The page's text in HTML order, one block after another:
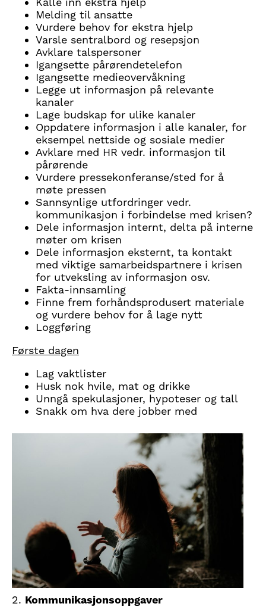
Melding til ansatte
Vurdere behov for ekstra hjelp
Varsle sentralbord og resepsjon
Avklare talspersoner
Igangsette pårørendetelefon
Igangsette medieovervåkning
Legge ut informasjon på relevante
kanaler
Lage budskap for ulike kanaler
Oppdatere informasjon i alle kanaler, for
eksempel nettside og sosiale medier
Avklare med HR vedr. informasjon til
pårørende
Vurdere pressekonferanse/sted for å
møte pressen
Sannsynlige utfordringer vedr.
kommunikasjon i forbindelse med krisen?
Dele informasjon internt, delta på interne
møter om krisen
Dele informasjon eksternt, ta kontakt
med viktige samarbeidspartnere i krisen
for utveksling av informasjon osv.
Fakta-innsamling
Finne frem forhåndsprodusert materiale
og vurdere behov for å lage nytt
Loggføring
Første dagen
Lag vaktlister
Husk nok hvile, mat og drikke
Unngå spekulasjoner, hypoteser og tall
Snakk om hva dere jobber med
2. Kommunikasjonsoppgaver